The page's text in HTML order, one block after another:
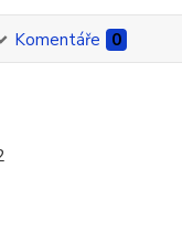
Komentáře 0